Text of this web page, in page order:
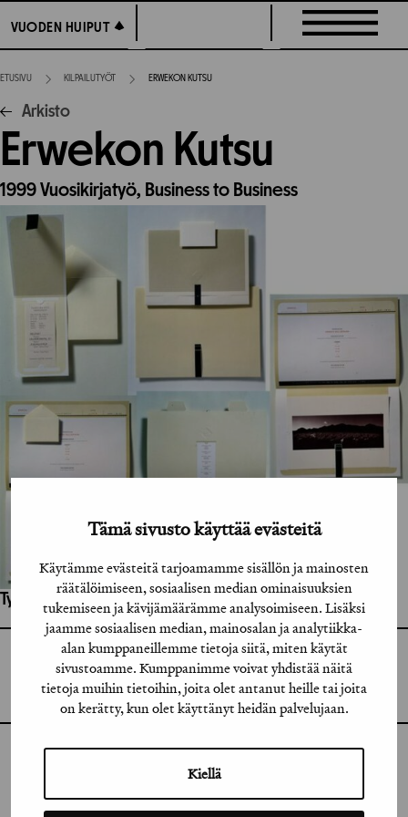
Tämä sivusto käyttää evästeitä
Käytämme evästeitä tarjoamamme sisällön ja mainosten
räätälöimiseen, sosiaalisen median ominaisuuksien
tukemiseen ja kävijämäärämme analysoimiseen. Lisäksi
jaamme sosiaalisen median, mainosalan ja analytiikka-
alan kumppaneillemme tietoja siitä, miten käytät
sivustoamme. Kumppanimme voivat yhdistää näitä
tietoja muihin tietoihin, joita olet antanut heille tai joita
on kerätty, kun olet käyttänyt heidän palvelujaan.
Kiellä
suoraan
sisältöön
VUODEN HUIPUT
VUODEN HUIPUT
ETUSIVU KILPAILUTYÖT ERWEKON KUTSU
Arkisto
Erwekon Kutsu
1999Vuosikirjatyö, Business to Business
Työhön osallistuneet henkilöt / tahot:
GRAFIA RY
GRAFIA(AT)GRAFIA.FI
UUDENMAANKATU 11 B 9,
00120 HELSINKI
LINKEDIN